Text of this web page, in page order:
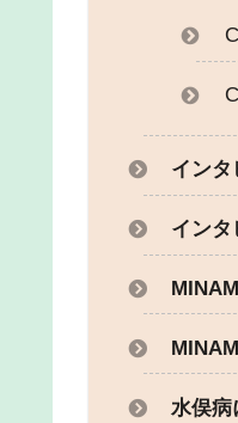
インタ
インタ
水俣病